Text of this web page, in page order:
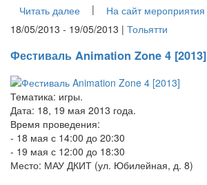
Читать далее
|
На сайт мероприятия
18/05/2013 - 19/05/2013 | Тольятти
Фестиваль Animation Zone 4 [2013]
Тематика: игры.
Дата: 18, 19 мая 2013 года.
Время проведения:
- 18 мая с 14:00 до 20:30
- 19 мая с 12:00 до 18:30
Место: МАУ ДКИТ (ул. Юбилейная, д. 8)